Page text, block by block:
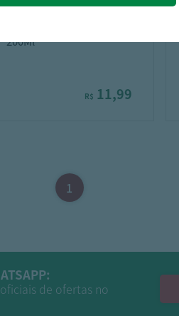
200Ml
R$ 11,99
1
de ofertas no